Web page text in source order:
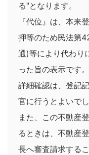
る"となります。
『代位』は、本来
押等のため民法第
通)等により代わり
った旨の表示です。
詳細確認は、登記
官に行うとよいでし
また、この不動産
るときは、不動産
長へ審査請求する